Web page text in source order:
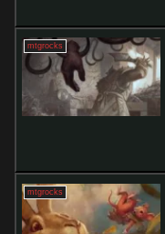
mtgrocks
mtgrocks